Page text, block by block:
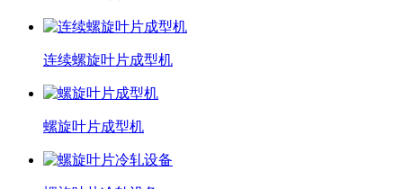
连续螺旋叶片成型机
螺旋叶片成型机